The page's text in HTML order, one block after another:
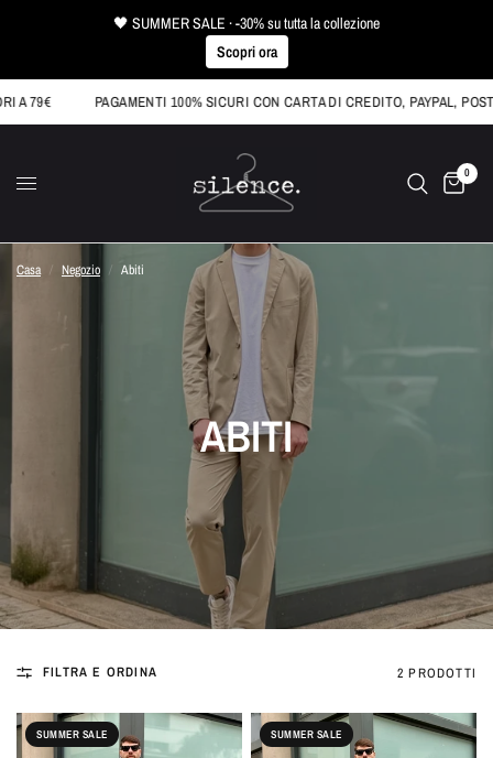
🖤 SUMMER SALE · -30% su tutta la collezione
Scopri ora
A 79€ PAGAMENTI 100% SICURI CON CARTA DI CREDITO, PAYPAL,
0
Casa / Negozio / Abiti
ABITI
FILTRA E ORDINA 2 PRODOTTI
SUMMER SALE SUMMER SALE